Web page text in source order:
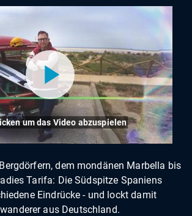
um das Video abzuspielen
dem mondänen Marbella bis
Tarifa: Die Südspitze Spaniens
Eindrücke - und lockt damit
aus Deutschland.